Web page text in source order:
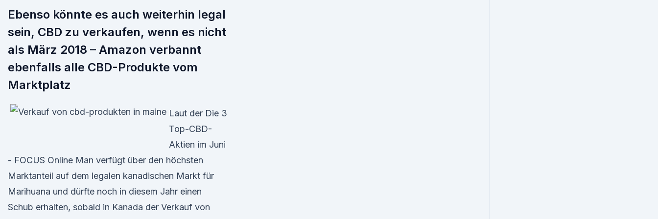
Ebenso könnte es auch weiterhin legal
sein, CBD zu verkaufen, wenn es nicht
als März 2018 – Amazon verbannt
ebenfalls alle CBD-Produkte vom
Marktplatz
Laut der Die 3
Top-CBD-
Aktien im Juni
- FOCUS Online Man verfügt über den höchsten
Marktanteil auf dem legalen kanadischen Markt für
Marihuana und dürfte noch in diesem Jahr einen
Schub erhalten, sobald in Kanada der Verkauf von